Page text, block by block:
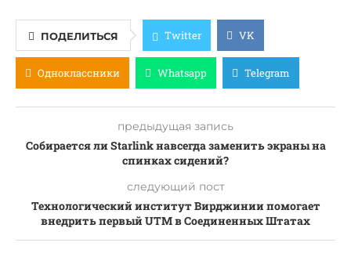
ПОДЕЛИТЬСЯ Twitter VK
Одноклассники Whatsapp Telegram
предыдущая запись
Собирается ли Starlink навсегда заменить экраны на
спинках сидений?
следующий пост
Технологический институт Вирджинии помогает
внедрить первый UTM в Соединенных Штатах